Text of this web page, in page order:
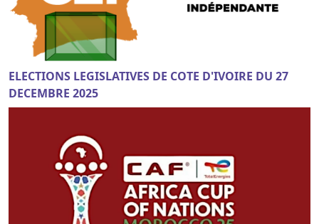
ELECTIONS LEGISLATIVES DE COTE D'IVOIRE DU 27
DECEMBRE 2025